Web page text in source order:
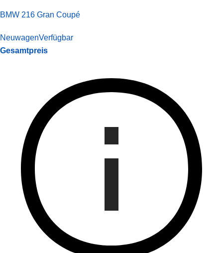
BMW 216 Gran Coupé
NeuwagenVerfügbar
Gesamtpreis